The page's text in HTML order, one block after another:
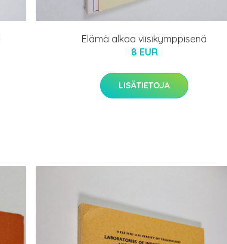
Elämä alkaa viisikymppisenä
8 EUR
LISÄTIETOJA